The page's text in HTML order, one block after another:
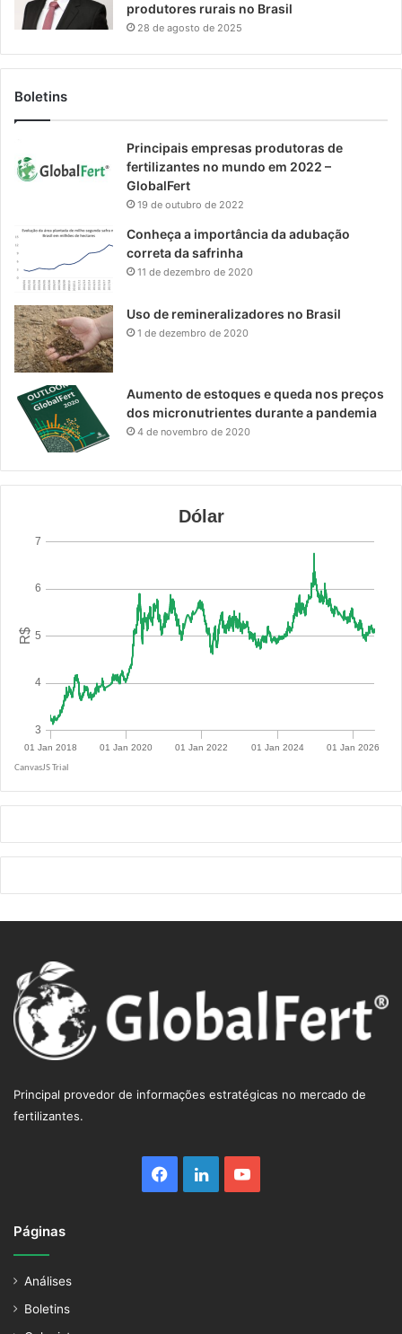
produtores rurais no Brasil
28 de agosto de 2025
Boletins
Principais empresas produtoras de
fertilizantes no mundo em 2022 –
GlobalFert
19 de outubro de 2022
Conheça a importância da adubação
correta da safrinha
11 de dezembro de 2020
Uso de remineralizadores no Brasil
1 de dezembro de 2020
Aumento de estoques e queda nos preços
dos micronutrientes durante a pandemia
4 de novembro de 2020
Principal provedor de informações estratégicas no mercado de
fertilizantes.
Facebook
LinkedinYouTube
Páginas
Análises
Boletins